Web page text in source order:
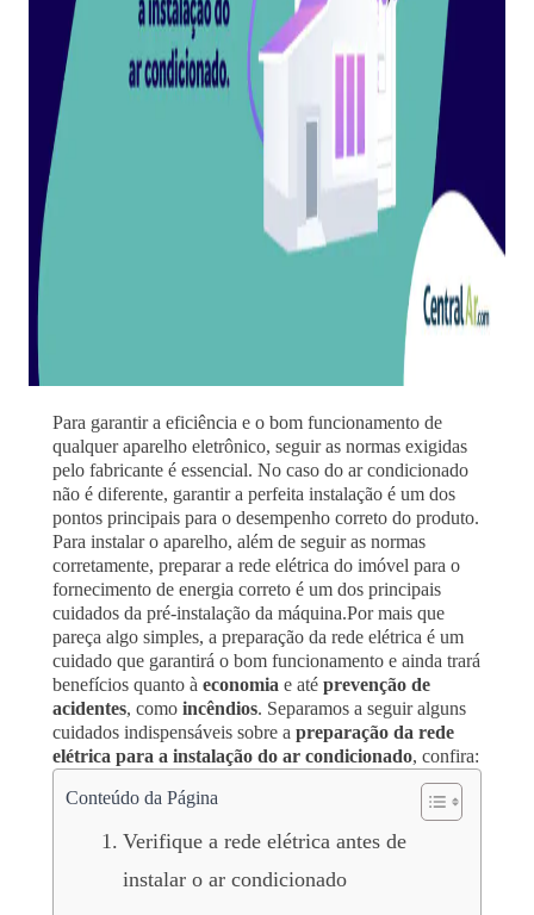
Para garantir a eficiência e o bom funcionamento de
qualquer aparelho eletrônico, seguir as normas exigidas
pelo fabricante é essencial. No caso do ar condicionado
não é diferente, garantir a perfeita instalação é um dos
pontos principais para o desempenho correto do produto.
Para instalar o aparelho, além de seguir as normas
corretamente, preparar a rede elétrica do imóvel para o
fornecimento de energia correto é um dos principais
cuidados da pré-instalação da máquina.Por mais que
pareça algo simples, a preparação da rede elétrica é um
cuidado que garantirá o bom funcionamento e ainda trará
benefícios quanto à economia e até prevenção de
acidentes, como incêndios. Separamos a seguir alguns
cuidados indispensáveis sobre a preparação da rede
elétrica para a instalação do ar condicionado, confira:
Conteúdo da Página
Verifique a rede elétrica antes de
instalar o ar condicionado